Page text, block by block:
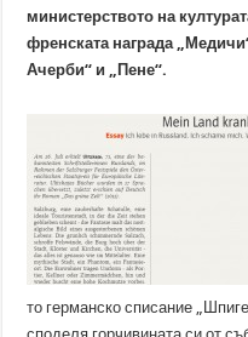
министерството на
френската награда
Ачерби“ и „Пене“.
то германско списание